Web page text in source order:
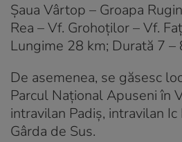
Şaua Vârtop – Groapa
Rea – Vf. Grohoţilor – Vf.
Lungime 28 km; Durată 7 –
De asemenea, se găsesc
Parcul Național Apuseni în
intravilan Padiș, intravilan
Gârda de Sus.